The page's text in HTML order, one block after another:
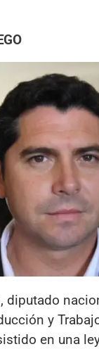
diputado
y
en una